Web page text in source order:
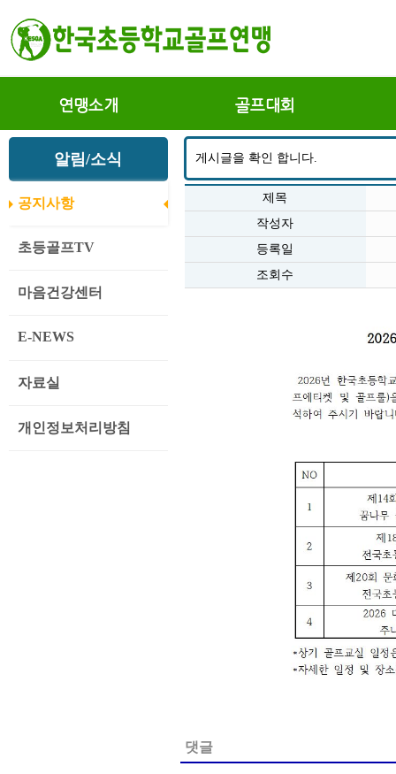
연맹소개 골프대회
알림/소식
공지사항
초등골프TV
마음건강센터
E-NEWS
자료실
개인정보처리방침
게시글을 확인 합니다.
제목
작성자
등록일
조회수
댓글